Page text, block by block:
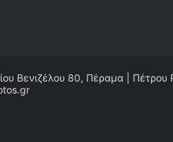
Βενιζέλου 80, Πέραμα |